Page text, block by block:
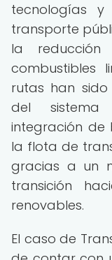
tecnologías y
transporte
la
combustibles
rutas han
del sistema
integración de
la flota de
gracias a un
transición
renovables.
El caso de